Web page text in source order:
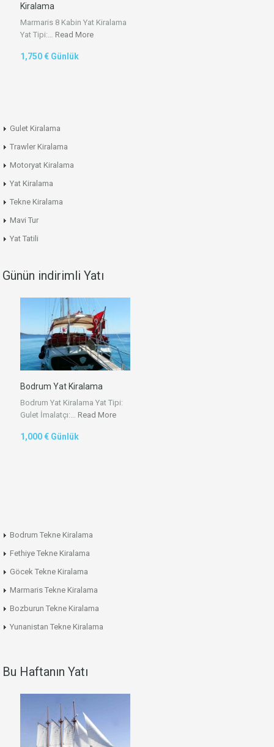
Kiralama
Marmaris 8 Kabin Yat Kiralama
Yat Tipi:… Read More
1,750 € Günlük
Gulet Kiralama
Trawler Kiralama
Motoryat Kiralama
Yat Kiralama
Tekne Kiralama
Mavi Tur
Yat Tatili
Günün indirimli Yatı
Bodrum Yat Kiralama
Bodrum Yat Kiralama Yat Tipi:
Gulet İmalatçı:… Read More
1,000 € Günlük
Bodrum Tekne Kiralama
Fethiye Tekne Kiralama
Göcek Tekne Kiralama
Marmaris Tekne Kiralama
Bozburun Tekne Kiralama
Yunanistan Tekne Kiralama
Bu Haftanın Yatı